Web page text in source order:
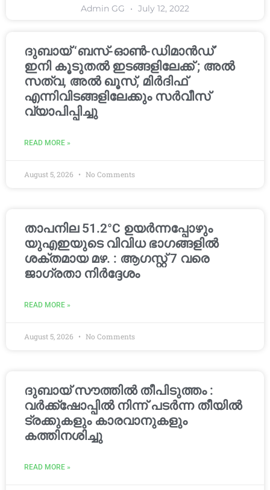
Admin GG July 12, 2022
ദുബായ് ‘ബസ്-ഓൺ-ഡിമാൻഡ്’
ഇനി കൂടുതൽ ഇടങ്ങളിലേക്ക് ; അൽ
സത്വ, അൽ ഖൂസ്, മിർദിഫ്
എന്നിവിടങ്ങളിലേക്കും സർവീസ്
വ്യാപിപ്പിച്ചു
READ MORE »
August 5, 2026 No Comments
താപനില 51.2°C ഉയർന്നപ്പോഴും
യുഎഇയുടെ വിവിധ ഭാഗങ്ങളിൽ
ശക്തമായ മഴ. : ആഗസ്റ്റ് 7 വരെ
ജാഗ്രതാ നിർദ്ദേശം
READ MORE »
August 5, 2026 No Comments
ദുബായ് സൗത്തിൽ തീപിടുത്തം :
വർക്ക്‌ഷോപ്പിൽ നിന്ന് പടർന്ന തീയിൽ
ട്രക്കുകളും കാരവാനുകളും
കത്തിനശിച്ചു
READ MORE »